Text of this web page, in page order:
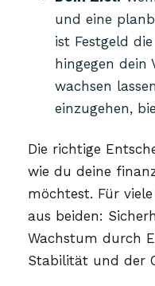
und eine
ist Festgeld
hingegen dein
wachsen
einzugehen,
Die richtige
wie du deine
möchtest. Für
aus beiden:
Wachstum durch
Stabilität und der